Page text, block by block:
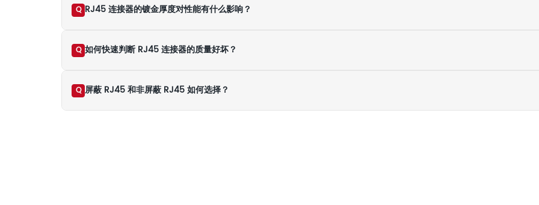
Q RJ45 连接器的镀金厚度对性能有什么影响？
Q 如何快速判断 RJ45 连接器的质量好坏？
Q 屏蔽 RJ45 和非屏蔽 RJ45 如何选择？